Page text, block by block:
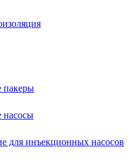
пакеры
для инъекционных насосов